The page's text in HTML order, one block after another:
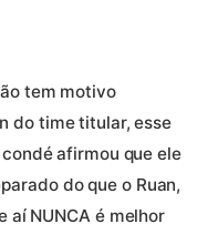
tem motivo
do time titular, esse
afirmou que ele
do que o Ruan,
aí NUNCA é melhor